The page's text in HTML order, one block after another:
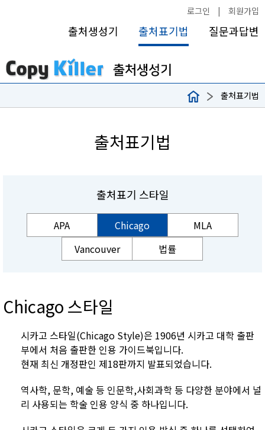
로그인 | 회원가입
출처생성기 출처표기법 질문과답변
출처표기법
출처표기법
출처표기 스타일
APA Chicago
MLA
Vancouver
법률
Chicago 스타일
시카고 스타일(Chicago Style)은 1906년 시카고 대학 출판
부에서 처음 출판한 인용 가이드북입니다.
현재 최신 개정판인 제18판까지 발표되었습니다.
역사학, 문학, 예술 등 인문학,사회과학 등 다양한 분야에서 널
리 사용되는 학술 인용 양식 중 하나입니다.